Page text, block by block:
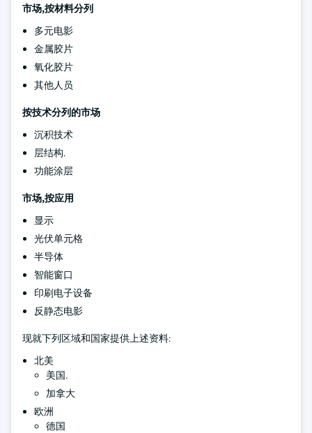
市场,按材料分列
多元电影
金属胶片
氧化胶片
其他人员
按技术分列的市场
沉积技术
层结构.
功能涂层
市场,按应用
显示
光伏单元格
半导体
智能窗口
印刷电子设备
反静态电影
现就下列区域和国家提供上述资料:
北美
美国.
加拿大
欧洲
德国